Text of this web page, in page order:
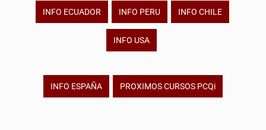
INFO ECUADOR INFO PERU INFO CHILE
INFO USA
INFO ESPAÑA PROXIMOS CURSOS PCQi